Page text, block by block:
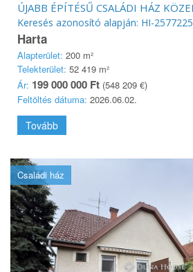
Keresés azonosító alapján: HI-2577225
Harta
Alapterület: 200 m²
Telekterület: 52 419 m²
Ár: 199 000 000 Ft (548 209 €)
Feltöltés dátuma: 2026.06.02.
Tovább
Családi ház